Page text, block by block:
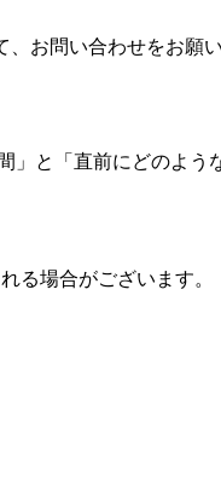
お問い合わせをお願い
と「直前にどのよう
る場合がございます。